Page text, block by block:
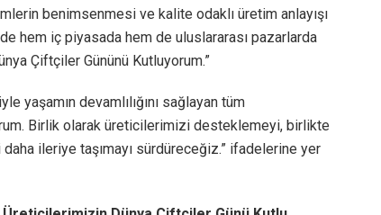
benimsenmesi ve kalite odaklı üretim anlayışı
hem iç piyasada hem de uluslararası pazarlarda
Çiftçiler Gününü Kutluyorum.”
yaşamın devamlılığını sağlayan tüm
Birlik olarak üreticilerimizi desteklemeyi, birlikte
ileriye taşımayı sürdüreceğiz.” ifadelerine yer